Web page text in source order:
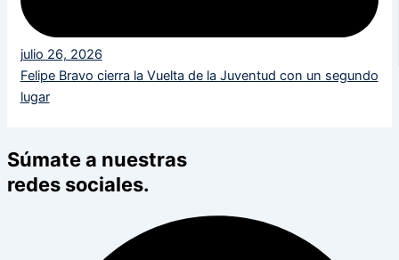
julio 26, 2026
Felipe Bravo cierra la Vuelta de la Juventud con un segundo
lugar
Súmate a nuestras
redes sociales.